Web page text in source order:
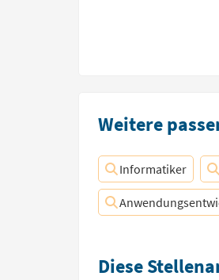
Weitere
Informatiker
Diese